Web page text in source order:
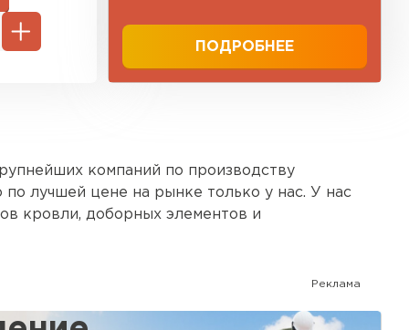
ПОДРОБНЕЕ
компаний по производству
лучшей цене на рынке только у нас. У нас
кровли, доборных элементов и
Реклама
черепица